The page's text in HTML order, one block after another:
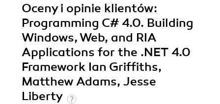
Oceny i opinie klientów:
Programming C# 4.0. Building
Windows, Web, and RIA
Applications for the .NET 4.0
Framework Ian Griffiths,
Matthew Adams, Jesse
Liberty